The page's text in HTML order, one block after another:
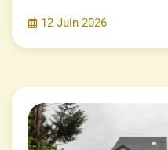
12 Juin 2026